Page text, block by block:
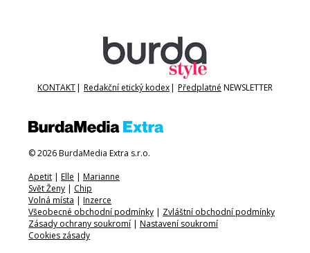
KONTAKT| Redakční etický kodex| Předplatné NEWSLETTER
© 2026 BurdaMedia Extra s.r.o.
Apetit | Elle | Marianne
Svět Ženy | Chip
Volná místa | Inzerce
Všeobecné obchodní podmínky | Zvláštní obchodní podmínky
Zásady ochrany soukromí | Nastavení soukromí
Cookies zásady